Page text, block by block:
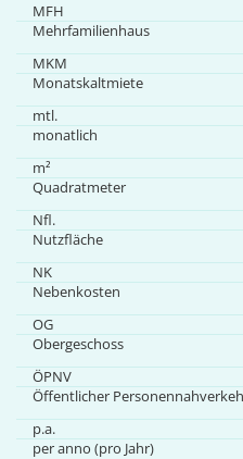
MFH
Mehrfamilienhaus
MKM
Monatskaltmiete
mtl.
monatlich
m²
Quadratmeter
Nfl.
Nutzfläche
NK
Nebenkosten
OG
Obergeschoss
ÖPNV
Öffentlicher
p.a.
per anno (pro Jahr)